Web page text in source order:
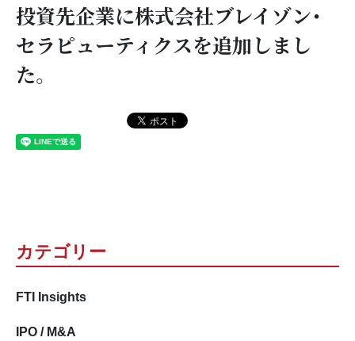
カテゴリー
FTI Insights
IPO / M&A
投資先企業に株式会社ブレイゾン・
セラピューティクスを追加しまし
た。